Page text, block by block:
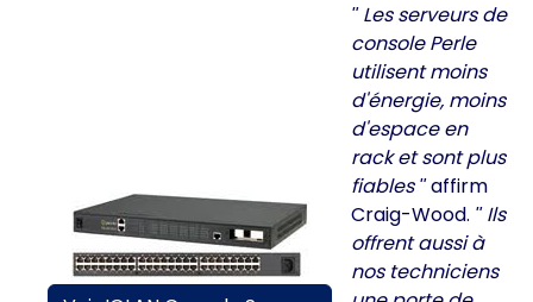
Les serveurs de
console Perle
utilisent moins
d'énergie, moins
d'espace en
rack et sont plus
fiables affirm
Craig-Wood.
Ils
offrent aussi à
nos techniciens